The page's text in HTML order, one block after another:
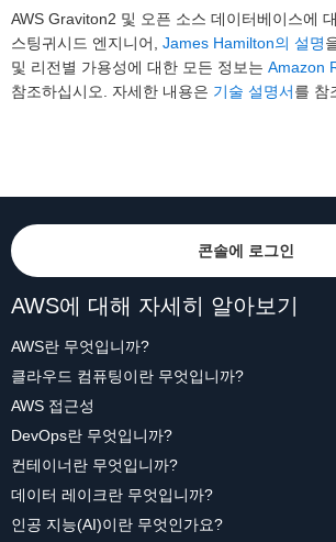
AWS Graviton2 및 오픈 소스 데이터베이스에
스팅귀시드 엔지니어, James Hamilton의 설명
및 리전별 가용성에 대한 모든 정보는 Amazon
참조하십시오. 자세한 내용은 기술 설명서를 참
콘솔에 로그인
AWS에 대해 자세히 알아보기
AWS란 무엇입니까?
클라우드 컴퓨팅이란 무엇입니까?
AWS 접근성
DevOps란 무엇입니까?
컨테이너란 무엇입니까?
데이터 레이크란 무엇입니까?
인공 지능(AI)이란 무엇인가요?